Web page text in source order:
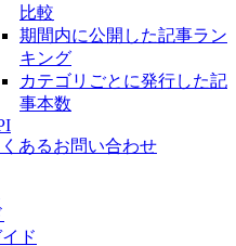
比較
期間内に公開した記事ラン
キング
カテゴリごとに発行した記
事本数
くあるお問い合わせ
ド